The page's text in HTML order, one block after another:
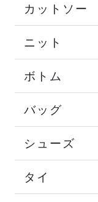
カットソー
ニット
ボトム
バッグ
シューズ
タイ